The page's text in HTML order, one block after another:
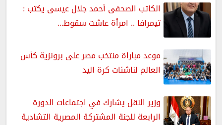
الكاتب الصحفى أحمد جلال عيسى يكتب :
تيمرافا .. امرأة عاشت سقوط...
موعد مباراة منتخب مصر على برونزية كأس
العالم لناشئات كرة اليد
وزير النقل يشارك في اجتماعات الدورة
الرابعة للجنة المشتركة المصرية التشادية